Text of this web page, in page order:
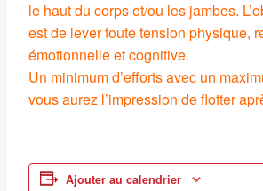
le haut du corps et/ou les jambes.
est de lever toute tension physique,
émotionnelle et cognitive.
Un minimum d’efforts avec un
vous aurez l’impression de flotter
Ajouter au calendrier